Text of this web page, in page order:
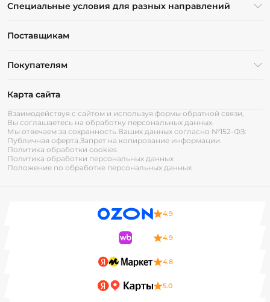
Специальные условия для разных направлений
Поставщикам
Покупателям
Карта сайта
Взаимодействуя с сайтом и используя формы обратной связи,
Вы соглашаетесь на обработку персональных данных.
Мы отвечаем за сохранность Ваших данных согласно №152-ФЗ:
Публичная оферта.Запрет на копирование информации.
Политика обработки cookies
Политика обработки персональных данных
Положение по обработке персональных данных
4.9
4.9
4.8
5.0